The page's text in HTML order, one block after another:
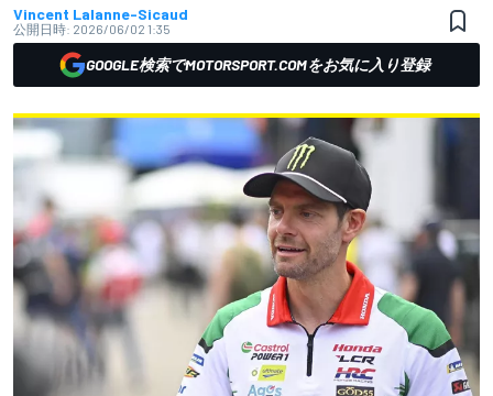
Vincent Lalanne-Sicaud
公開日時: 2026/06/02 1:35
GOOGLE検索でMOTORSPORT.COMをお気に入り登録